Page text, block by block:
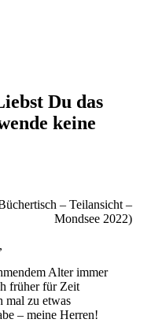
Du das
keine
– Teilansicht –
Mondsee 2022)
Alter immer
früher für Zeit
mal zu etwas
– meine Herren!